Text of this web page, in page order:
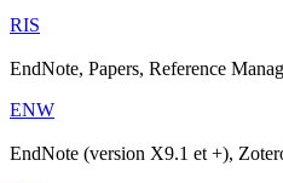
RIS
EndNote, Papers, Reference
ENW
EndNote (version X9.1 et +),